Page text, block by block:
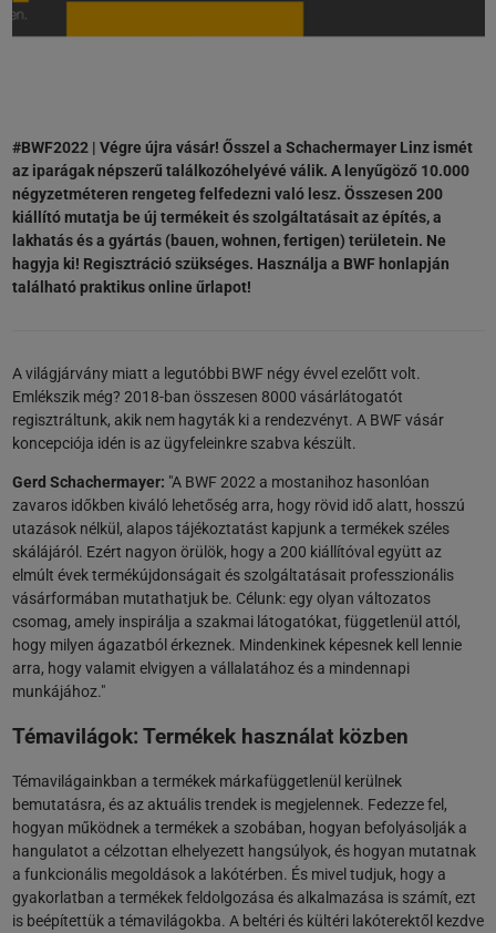
#BWF2022 | Végre újra vásár! Ősszel a Schachermayer Linz ismét
az iparágak népszerű találkozóhelyévé válik. A lenyűgöző 10.000
négyzetméteren rengeteg felfedezni való lesz. Összesen 200
kiállító mutatja be új termékeit és szolgáltatásait az építés, a
lakhatás és a gyártás (bauen, wohnen, fertigen) területein. Ne
hagyja ki! Regisztráció szükséges. Használja a BWF honlapján
található praktikus online űrlapot!
A világjárvány miatt a legutóbbi BWF négy évvel ezelőtt volt.
Emlékszik még? 2018-ban összesen 8000 vásárlátogatót
regisztráltunk, akik nem hagyták ki a rendezvényt. A BWF vásár
koncepciója idén is az ügyfeleinkre szabva készült.
Gerd Schachermayer: "A BWF 2022 a mostanihoz hasonlóan
zavaros időkben kiváló lehetőség arra, hogy rövid idő alatt, hosszú
utazások nélkül, alapos tájékoztatást kapjunk a termékek széles
skálájáról. Ezért nagyon örülök, hogy a 200 kiállítóval együtt az
elmúlt évek termékújdonságait és szolgáltatásait professzionális
vásárformában mutathatjuk be. Célunk: egy olyan változatos
csomag, amely inspirálja a szakmai látogatókat, függetlenül attól,
hogy milyen ágazatból érkeznek. Mindenkinek képesnek kell lennie
arra, hogy valamit elvigyen a vállalatához és a mindennapi
munkájához."
Témavilágok: Termékek használat közben
Témavilágainkban a termékek márkafüggetlenül kerülnek
bemutatásra, és az aktuális trendek is megjelennek. Fedezze fel,
hogyan működnek a termékek a szobában, hogyan befolyásolják a
hangulatot a célzottan elhelyezett hangsúlyok, és hogyan mutatnak
a funkcionális megoldások a lakótérben. És mivel tudjuk, hogy a
gyakorlatban a termékek feldolgozása és alkalmazása is számít, ezt
is beépítettük a témavilágokba. A beltéri és kültéri lakóterektől kezdve